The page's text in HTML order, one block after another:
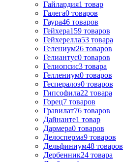
Гайлардия1 товар
Галега0 товаров
Гаура46 товаров
Гейхера159 товаров
Гейхерелла53 товара
Гелениум26 товаров
Гелиантус0 товаров
Гелиопсис3 товара
Геллениум0 товаров
Геспералоэ0 товаров
Гипсофила22 товара
Горец7 товаров
Гравилат76 товаров
Дайнанте1 товар
Дармера0 товаров
Делосперма9 товаров
Дельфиниум48 товаров
Дербенник24 товара